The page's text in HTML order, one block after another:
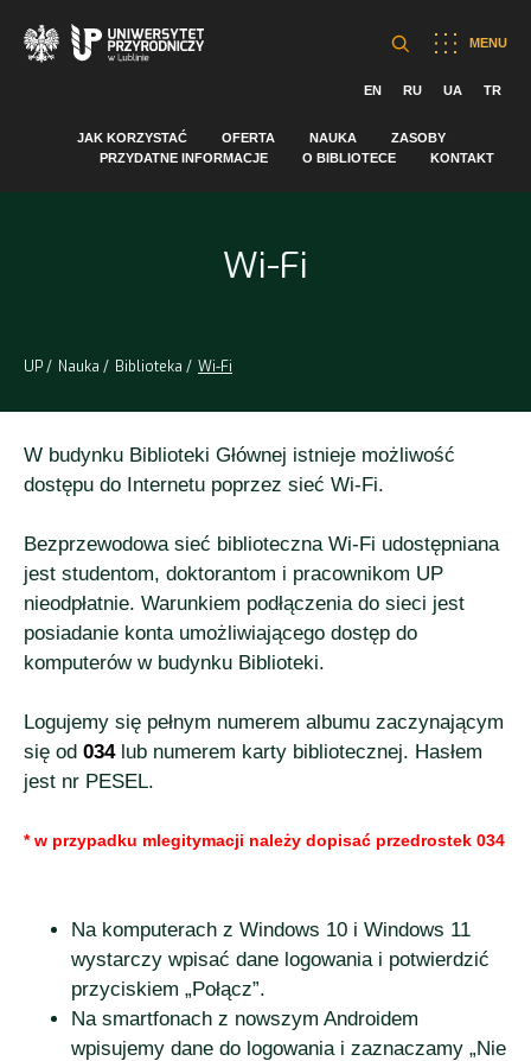
MENU
EN RU UA TR
JAK KORZYSTAĆ OFERTA NAUKA
ZASOBY
PRZYDATNE INFORMACJE
O BIBLIOTECE KONTAKT
Wi-Fi
UP Nauka Biblioteka Wi-Fi
W budynku Biblioteki Głównej istnieje możliwość
dostępu do Internetu poprzez sieć Wi-Fi.
Bezprzewodowa sieć biblioteczna Wi-Fi udostępniana
jest studentom, doktorantom i pracownikom UP
nieodpłatnie. Warunkiem podłączenia do sieci jest
posiadanie konta umożliwiającego dostęp do
komputerów w budynku Biblioteki.
Logujemy się pełnym numerem albumu zaczynającym
się od 034 lub numerem karty bibliotecznej. Hasłem
jest nr PESEL.
* w przypadku mlegitymacji należy dopisać przedrostek 034
Na komputerach z Windows 10 i Windows 11
wystarczy wpisać dane logowania i potwierdzić
przyciskiem „Połącz”.
Na smartfonach z nowszym Androidem
wpisujemy dane do logowania i zaznaczamy „Nie